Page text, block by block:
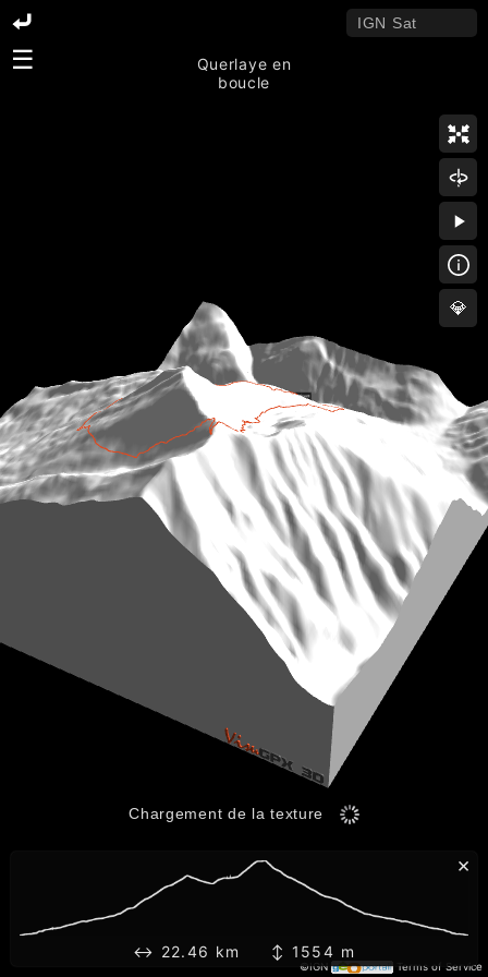
Chargement de la texture 6%
©IGN Terms of Service
☰
💎
×
↔ 22.46 km ↕ 1554 m
Querlaye en
boucle